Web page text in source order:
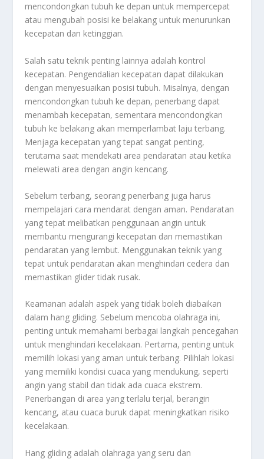
mencondongkan tubuh ke depan untuk mempercepat
atau mengubah posisi ke belakang untuk menurunkan
kecepatan dan ketinggian.
Salah satu teknik penting lainnya adalah kontrol
kecepatan. Pengendalian kecepatan dapat dilakukan
dengan menyesuaikan posisi tubuh. Misalnya, dengan
mencondongkan tubuh ke depan, penerbang dapat
menambah kecepatan, sementara mencondongkan
tubuh ke belakang akan memperlambat laju terbang.
Menjaga kecepatan yang tepat sangat penting,
terutama saat mendekati area pendaratan atau ketika
melewati area dengan angin kencang.
Sebelum terbang, seorang penerbang juga harus
mempelajari cara mendarat dengan aman. Pendaratan
yang tepat melibatkan penggunaan angin untuk
membantu mengurangi kecepatan dan memastikan
pendaratan yang lembut. Menggunakan teknik yang
tepat untuk pendaratan akan menghindari cedera dan
memastikan glider tidak rusak.
Keamanan adalah aspek yang tidak boleh diabaikan
dalam hang gliding. Sebelum mencoba olahraga ini,
penting untuk memahami berbagai langkah pencegahan
untuk menghindari kecelakaan. Pertama, penting untuk
memilih lokasi yang aman untuk terbang. Pilihlah lokasi
yang memiliki kondisi cuaca yang mendukung, seperti
angin yang stabil dan tidak ada cuaca ekstrem.
Penerbangan di area yang terlalu terjal, berangin
kencang, atau cuaca buruk dapat meningkatkan risiko
kecelakaan.
Hang gliding adalah olahraga yang seru dan